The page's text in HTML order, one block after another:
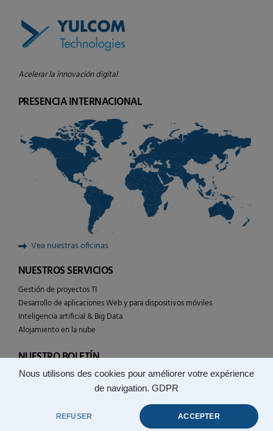
Nous utilisons des cookies pour améliorer votre expérience
de navigation. GDPR
REFUSER ACCEPTER
Acelerar la innovación digital
PRESENCIA INTERNACIONAL
Vea nuestras oficinas
NUESTROS SERVICIOS
Gestión de proyectos TI
Desarrollo de aplicaciones Web y para dispositivos móviles
Inteligencia artificial & Big Data
Alojamiento en la nube
NUESTRO BOLETÍN
Siga la actualidad de las tecnologías YULCOM